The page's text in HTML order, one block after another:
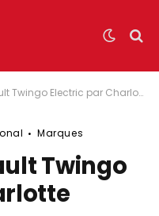
par Charlotte Berton, pilote professionnelle
Marques
Twingo